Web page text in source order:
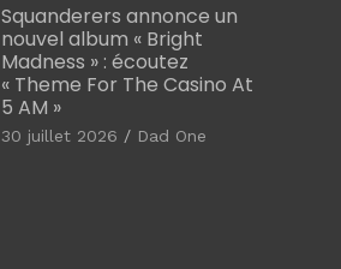
Squanderers annonce un
nouvel album « Bright
Madness » : écoutez
« Theme For The Casino At
5 AM »
30 juillet 2026 Dad One